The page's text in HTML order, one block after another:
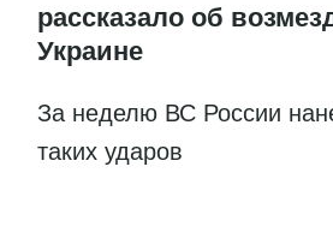
рассказало об
Украине
За неделю ВС России
таких ударов